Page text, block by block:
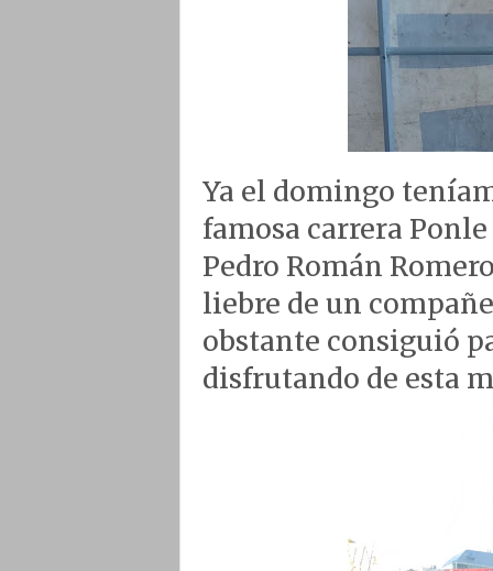
Ya el domingo
famosa carrera
Pedro Román
liebre de un
obstante consiguió
disfrutando de esta